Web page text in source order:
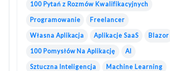
100 Pytań z Rozmów Kwalifikacyjnych
Programowanie Freelancer
Własna Aplikacja Aplikacje SaaS Blazor
100 Pomysłów Na Aplikację AI
Sztuczna Inteligencja Machine Learning